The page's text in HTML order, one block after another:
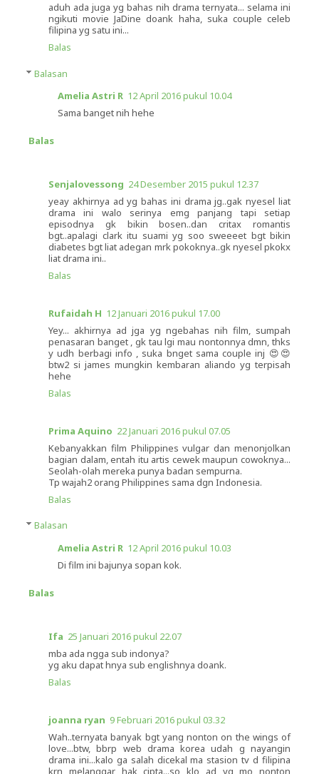
aduh ada juga yg bahas nih drama ternyata... selama ini
ngikuti movie JaDine doank haha, suka couple celeb
filipina yg satu ini...
Balas
Balasan
Amelia Astri R 12 April 2016 pukul 10.04
Sama banget nih hehe
Balas
Senjalovessong 24 Desember 2015 pukul 12.37
yeay akhirnya ad yg bahas ini drama jg..gak nyesel liat
drama ini walo serinya emg panjang tapi setiap
episodnya gk bikin bosen..dan critax romantis
bgt..apalagi clark itu suami yg soo sweeeet bgt bikin
diabetes bgt liat adegan mrk pokoknya..gk nyesel pkokx
liat drama ini..
Balas
Rufaidah H 12 Januari 2016 pukul 17.00
Yey... akhirnya ad jga yg ngebahas nih film, sumpah
penasaran banget , gk tau lgi mau nontonnya dmn, thks
y udh berbagi info , suka bnget sama couple inj 😍😍
btw2 si james mungkin kembaran aliando yg terpisah
hehe
Balas
Prima Aquino 22 Januari 2016 pukul 07.05
Kebanyakkan film Philippines vulgar dan menonjolkan
bagian dalam, entah itu artis cewek maupun cowoknya...
Seolah-olah mereka punya badan sempurna.
Tp wajah2 orang Philippines sama dgn Indonesia.
Balas
Balasan
Amelia Astri R 12 April 2016 pukul 10.03
Di film ini bajunya sopan kok.
Balas
Ifa 25 Januari 2016 pukul 22.07
mba ada ngga sub indonya?
yg aku dapat hnya sub englishnya doank.
Balas
joanna ryan 9 Februari 2016 pukul 03.32
Wah..ternyata banyak bgt yang nonton on the wings of
love...btw, bbrp web drama korea udah g nayangin
drama ini...kalo ga salah dicekal ma stasion tv d filipina
krn melanggar hak cipta...so klo ad yg mo nonton